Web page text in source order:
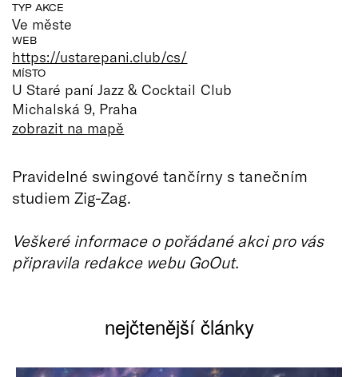
TYP AKCE
Ve měste
WEB
https://ustarepani.club/cs/
MÍSTO
U Staré paní Jazz & Cocktail Club
Michalská 9, Praha
zobrazit na mapě
Pravidelné swingové tančírny s tanečním
studiem Zig-Zag.
Veškeré informace o pořádané akci pro vás
připravila redakce webu GoOut.
nejčtenější články